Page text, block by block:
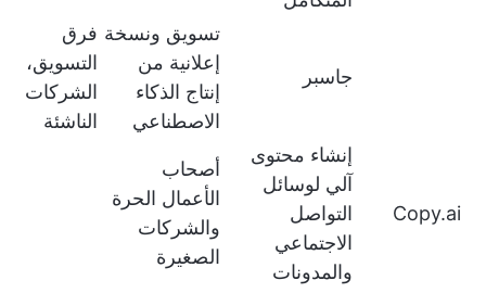
جاسبر
تسويق ونسخة
إعلانية من
إنتاج الذكاء
الاصطناعي
فرق
التسويق،
الشركات
الناشئة
Copy.ai
إنشاء محتوى
آلي لوسائل
التواصل
الاجتماعي
والمدونات
أصحاب
الأعمال الحرة
والشركات
الصغيرة